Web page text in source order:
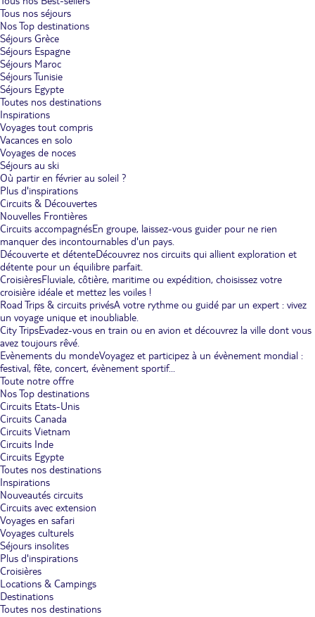
Tous nos séjours
Nos Top destinations
Séjours Grèce
Séjours Espagne
Séjours Maroc
Séjours Tunisie
Séjours Egypte
Toutes nos destinations
Inspirations
Voyages tout compris
Vacances en solo
Voyages de noces
Séjours au ski
Où partir en février au soleil ?
Plus d'inspirations
Circuits & Découvertes
Nouvelles Frontières
Circuits accompagnésEn groupe, laissez-vous guider pour ne rien
manquer des incontournables d'un pays.
Découverte et détenteDécouvrez nos circuits qui allient exploration et
détente pour un équilibre parfait.
CroisièresFluviale, côtière, maritime ou expédition, choisissez votre
croisière idéale et mettez les voiles !
Road Trips & circuits privésA votre rythme ou guidé par un expert : vivez
un voyage unique et inoubliable.
City TripsEvadez-vous en train ou en avion et découvrez la ville dont vous
avez toujours rêvé.
Evènements du mondeVoyagez et participez à un évènement mondial :
festival, fête, concert, évènement sportif...
Toute notre offre
Nos Top destinations
Circuits Etats-Unis
Circuits Canada
Circuits Vietnam
Circuits Inde
Circuits Egypte
Toutes nos destinations
Inspirations
Nouveautés circuits
Circuits avec extension
Voyages en safari
Voyages culturels
Séjours insolites
Plus d'inspirations
Croisières
Locations & Campings
Destinations
Toutes nos destinations